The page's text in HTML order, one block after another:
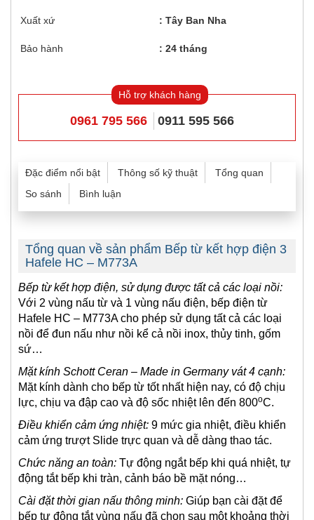
Xuất xứ Tây Ban Nha
Bảo hành 24 tháng
Hỗ trợ khách hàng
0961 795 566 0911 595 566
Đặc điểm nổi bật Thông số kỹ thuật
Tổng quan
So sánh
Bình luận
Tổng quan về sản phẩm Bếp từ kết hợp điện 3
Hafele HC – M773A
Bếp từ kết hợp điện, sử dụng được tất cả các loại nồi:
Với 2 vùng nấu từ và 1 vùng nấu điện, bếp điện từ
Hafele HC – M773A cho phép sử dụng tất cả các loại
nồi để đun nấu như nồi kể cả nồi inox, thủy tinh, gốm
sứ…
Mặt kính Schott Ceran – Made in Germany vát 4 cạnh:
Mặt kính dành cho bếp từ tốt nhất hiện nay, có độ chịu
lực, chịu va đập cao và độ sốc nhiệt lên đến 800oC.
Điều khiển cảm ứng nhiệt: 9 mức gia nhiệt, điều khiển
cảm ứng trượt Slide trực quan và dễ dàng thao tác.
Chức năng an toàn: Tự động ngắt bếp khi quá nhiệt, tự
động tắt bếp khi tràn, cảnh báo bề mặt nóng…
Cài đặt thời gian nấu thông minh: Giúp bạn cài đặt để
bếp tự động tắt vùng nấu đã chọn sau một khoảng thời